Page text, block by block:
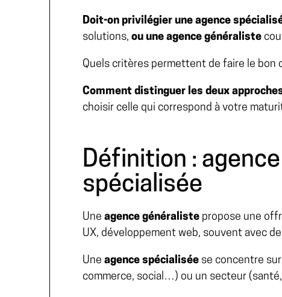
Doit-on privilégier une agence
solutions, ou une agence généraliste
Quels critères permettent de faire le bon
Comment distinguer les deux
choisir celle qui correspond à votre
Définition :
spécialisée
Une agence généralistepropose une
UX, développement web, souvent avec
Une agence spécialiséese concentre sur
commerce, social…) ou un secteur